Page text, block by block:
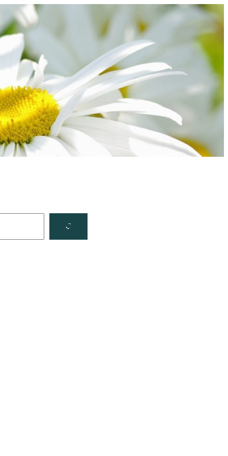
Facebook